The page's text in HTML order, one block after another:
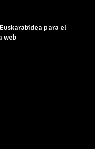
para el
web